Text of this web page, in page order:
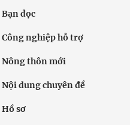
Bạn đọc
Công nghiệp hỗ trợ
Nông thôn mới
Nội dung chuyên đề
Hồ sơ